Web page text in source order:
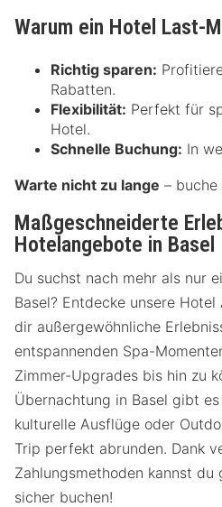
Warum ein Hotel Last-
Richtig sparen:
Rabatten.
Flexibilität: Perfekt für
Hotel.
Schnelle Buchung: In
Warte nicht zu lange –
Maßgeschneiderte
Hotelangebote in Basel
Du suchst nach mehr als nur
Basel? Entdecke unsere
dir außergewöhnliche
entspannenden Spa-
Zimmer-Upgrades bis hin zu
Übernachtung in Basel gibt
kulturelle Ausflüge oder
Trip perfekt abrunden. Dank
Zahlungsmethoden kannst du
sicher buchen!